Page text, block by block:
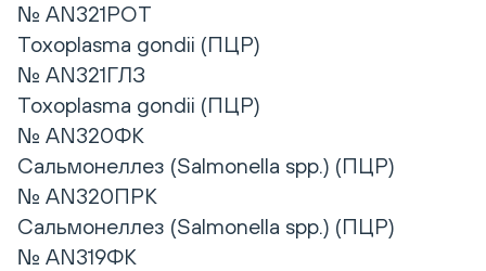
№ AN321РОТ
Toxoplasma gondii (ПЦР)
№ AN321ГЛЗ
Toxoplasma gondii (ПЦР)
№ AN320ФК
Сальмонеллез (Salmonella spp.) (ПЦР)
№ AN320ПРК
Сальмонеллез (Salmonella spp.) (ПЦР)
№ AN319ФК